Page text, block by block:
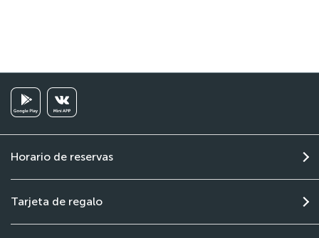
Horario de reservas
Tarjeta de regalo